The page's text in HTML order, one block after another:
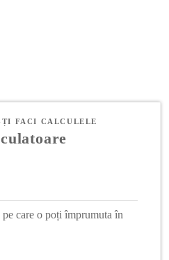
FACI CALCULELE
care o poți împrumuta în